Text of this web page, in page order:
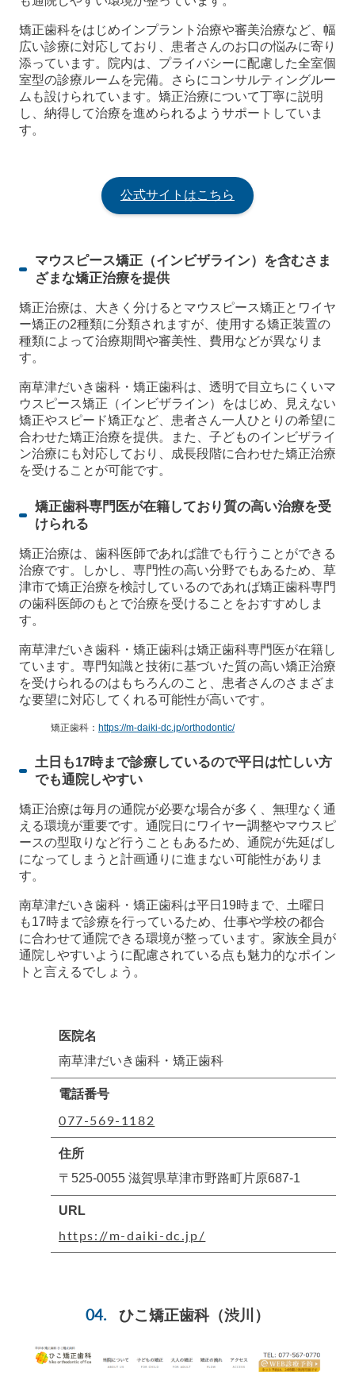
矯正歯科をはじめインプラント治療や審美治療など、幅
広い診療に対応しており、患者さんのお口の悩みに寄り
添っています。院内は、プライバシーに配慮した全室個
室型の診療ルームを完備。さらにコンサルティングルー
ムも設けられています。矯正治療について丁寧に説明
し、納得して治療を進められるようサポートしていま
す。
公式サイトはこちら
マウスピース矯正（インビザライン）を含むさま
ざまな矯正治療を提供
矯正治療は、大きく分けるとマウスピース矯正とワイヤ
ー矯正の2種類に分類されますが、使用する矯正装置の
種類によって治療期間や審美性、費用などが異なりま
す。
南草津だいき歯科・矯正歯科は、透明で目立ちにくいマ
ウスピース矯正（インビザライン）をはじめ、見えない
矯正やスピード矯正など、患者さん一人ひとりの希望に
合わせた矯正治療を提供。また、子どものインビザライ
ン治療にも対応しており、成長段階に合わせた矯正治療
を受けることが可能です。
矯正歯科専門医が在籍しており質の高い治療を受
けられる
矯正治療は、歯科医師であれば誰でも行うことができる
治療です。しかし、専門性の高い分野でもあるため、草
津市で矯正治療を検討しているのであれば矯正歯科専門
の歯科医師のもとで治療を受けることをおすすめしま
す。
南草津だいき歯科・矯正歯科は矯正歯科専門医が在籍し
ています。専門知識と技術に基づいた質の高い矯正治療
を受けられるのはもちろんのこと、患者さんのさまざま
な要望に対応してくれる可能性が高いです。
矯正歯科： https://m-daiki-dc.jp/orthodontic/
土日も17時まで診療しているので平日は忙しい方
でも通院しやすい
矯正治療は毎月の通院が必要な場合が多く、無理なく通
える環境が重要です。通院日にワイヤー調整やマウスピ
ースの型取りなど行うこともあるため、通院が先延ばし
になってしまうと計画通りに進まない可能性がありま
す。
南草津だいき歯科・矯正歯科は平日19時まで、土曜日
も17時まで診療を行っているため、仕事や学校の都合
に合わせて通院できる環境が整っています。家族全員が
通院しやすいように配慮されている点も魅力的なポイン
トと言えるでしょう。
医院名
南草津だいき歯科・矯正歯科
電話番号
077-569-1182
住所
〒525-0055 滋賀県草津市野路町片原687-1
URL
https://m-daiki-dc.jp/
ひこ矯正歯科（渋川）